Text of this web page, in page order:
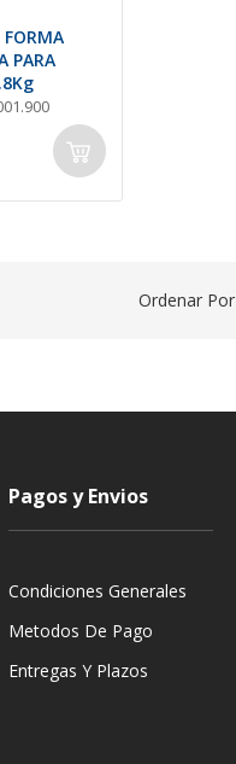
PARA
Ordenar Por
Pagos y Envios
Condiciones Generales
Metodos De Pago
Entregas Y Plazos